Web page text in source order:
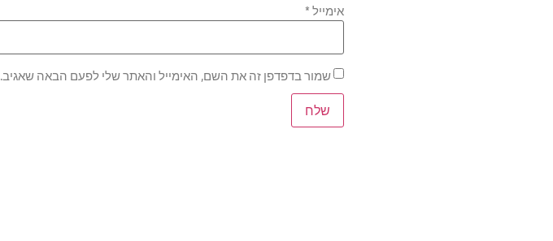
אימייל *
שמור בדפדפן זה את השם, האימייל והאתר שלי לפעם הבאה שאגיב.